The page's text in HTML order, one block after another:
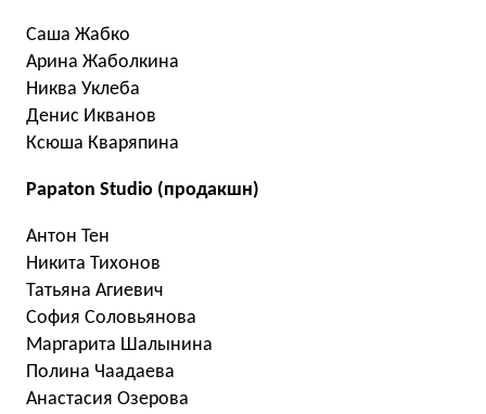
Саша Жабко
Арина Жаболкина
Никва Уклеба
Денис Икванов
Ксюша Кваряпина
Papaton Studio (продакшн)
Антон Тен
Никита Тихонов
Татьяна Агиевич
София Соловьянова
Маргарита Шалынина
Полина Чаадаева
Анастасия Озерова